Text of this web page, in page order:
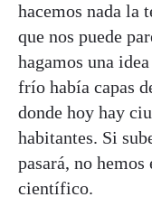
hacemos nada la
que nos puede
hagamos una
frío había capas
donde hoy hay
habitantes. Si
pasará, no hemos
científico.